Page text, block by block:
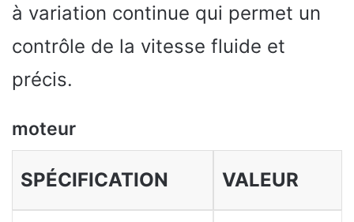
à variation continue qui permet un
contrôle de la vitesse fluide et
précis.
moteur
SPÉCIFICATION VALEUR